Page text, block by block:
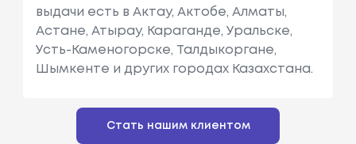
выдачи есть в Актау, Актобе, Алматы,
Астане, Атырау, Караганде, Уральске,
Усть-Каменогорске, Талдыкоргане,
Шымкенте и других городах Казахстана.
Стать нашим клиентом